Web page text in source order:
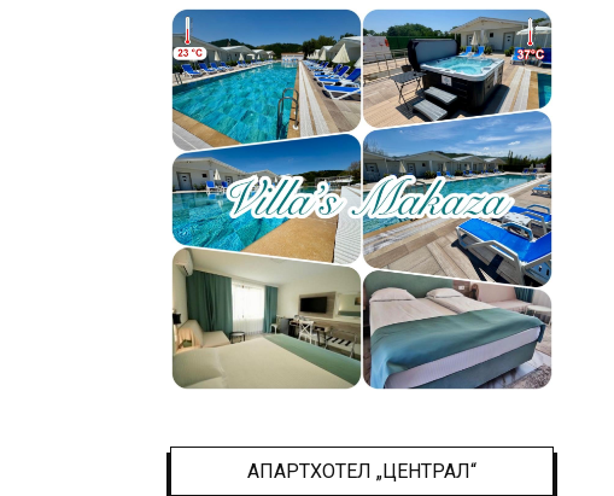
Relax
&
Sport
Center
АПАРТХОТЕЛ „ЦЕНТРАЛ“